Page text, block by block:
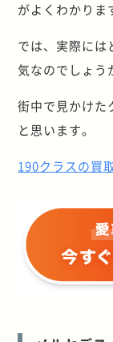
がよくわかりま
では、実際には
気なのでしょう
街中で見かけた
と思います。
190クラスの買